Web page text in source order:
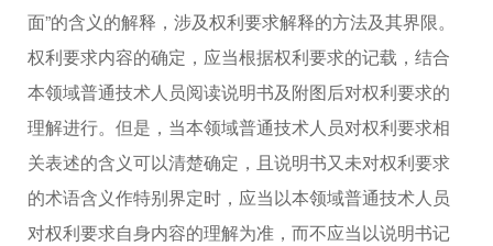
面”的含义的解释，涉及权利要求解释的方法及其界限。
权利要求内容的确定，应当根据权利要求的记载，结合
本领域普通技术人员阅读说明书及附图后对权利要求的
理解进行。但是，当本领域普通技术人员对权利要求相
关表述的含义可以清楚确定，且说明书又未对权利要求
的术语含义作特别界定时，应当以本领域普通技术人员
对权利要求自身内容的理解为准，而不应当以说明书记